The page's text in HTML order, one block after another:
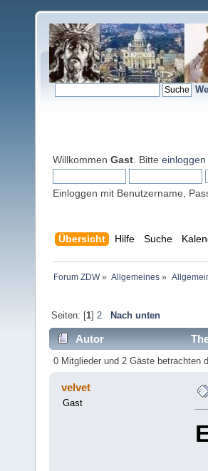
Willkommen Gast . Bitte einloggen
Einloggen mit Benutzername,
Übersicht Hilfe Suche
Forum ZDW» Allgemeines »
Seiten: [1] 2 Nach unten
Autor
0 Mitglieder und 2 Gäste betrachten
velvet
Gast